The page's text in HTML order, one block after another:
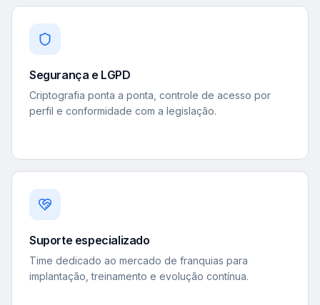
Segurança e LGPD
Criptografia ponta a ponta, controle de acesso por
perfil e conformidade com a legislação.
Suporte especializado
Time dedicado ao mercado de franquias para
implantação, treinamento e evolução contínua.